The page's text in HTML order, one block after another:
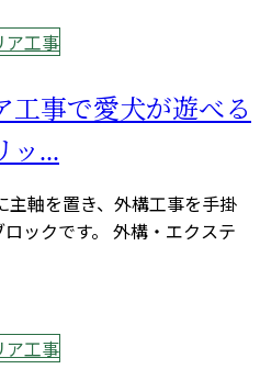
ア工事
工事で愛犬が遊べる
ッ...
主軸を置き、外構工事を手掛
ックです。 外構・エクステ
ア工事